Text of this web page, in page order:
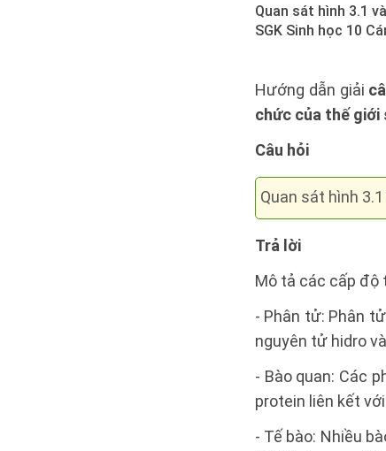
Quan sát hình 3.1
SGK Sinh học 10
Hướng dẫn giải
chức của thế giới
Câu hỏi
Quan sát hình
Trả lời
Mô tả các cấp độ
- Phân tử: Phân
nguyên tử hidro
- Bào quan: Các
protein liên kết
- Tế bào: Nhiều